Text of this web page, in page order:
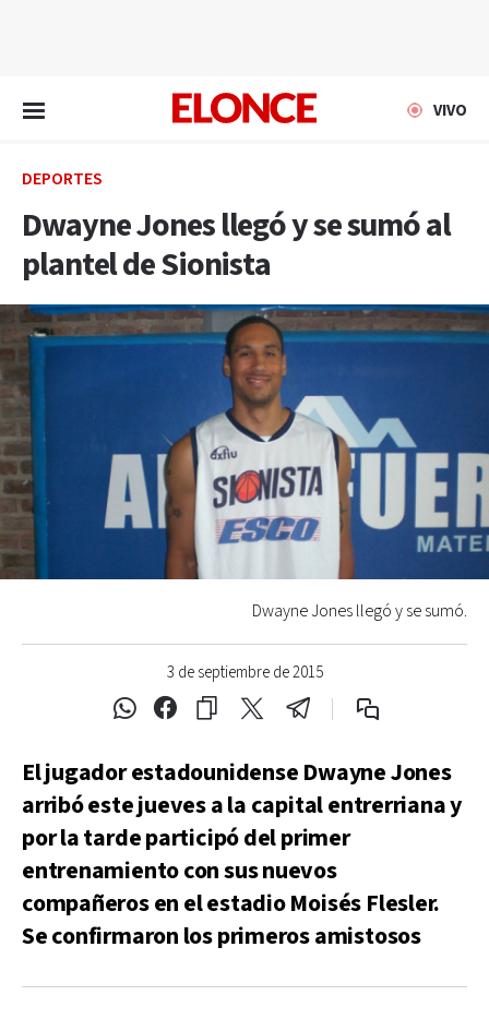
VIVO
DEPORTES
Dwayne Jones llegó y se sumó al
plantel de Sionista
3 de septiembre de 2015
Dwayne Jones llegó y se sumó.
El jugador estadounidense Dwayne Jones
arribó este jueves a la capital entrerriana y
por la tarde participó del primer
entrenamiento con sus nuevos
compañeros en el estadio Moisés Flesler.
Se confirmaron los primeros amistosos